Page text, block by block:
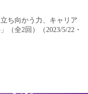
ち向かう力、キャリア
全2回）（2023/5/22・